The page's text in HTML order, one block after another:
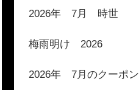
2026年 7月 時世
梅雨明け 2026
2026年 7月のクーポン